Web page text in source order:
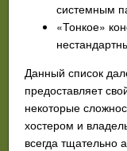
системным
«Тонкое»
Данный список
предоставляет
некоторые
хостером и
всегда тщательно